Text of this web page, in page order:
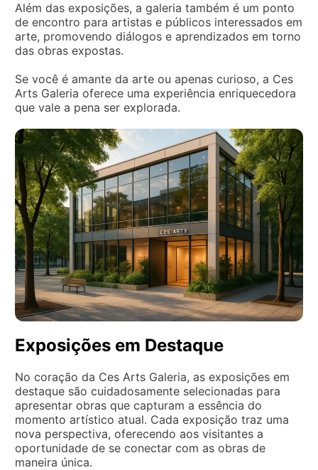
Além das exposições, a galeria também é um ponto
de encontro para artistas e públicos interessados em
arte, promovendo diálogos e aprendizados em torno
das obras expostas.
Se você é amante da arte ou apenas curioso, a Ces
Arts Galeria oferece uma experiência enriquecedora
que vale a pena ser explorada.
Exposições em Destaque
No coração da Ces Arts Galeria, as exposições em
destaque são cuidadosamente selecionadas para
apresentar obras que capturam a essência do
momento artístico atual. Cada exposição traz uma
nova perspectiva, oferecendo aos visitantes a
oportunidade de se conectar com as obras de
maneira única.